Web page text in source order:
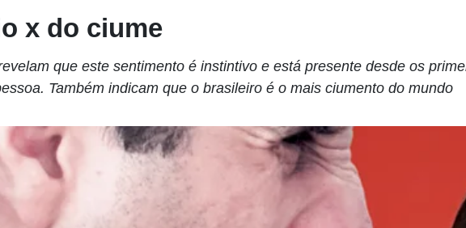
x do ciume
que este sentimento é instintivo e está presente desde os
Também indicam que o brasileiro é o mais ciumento do mundo